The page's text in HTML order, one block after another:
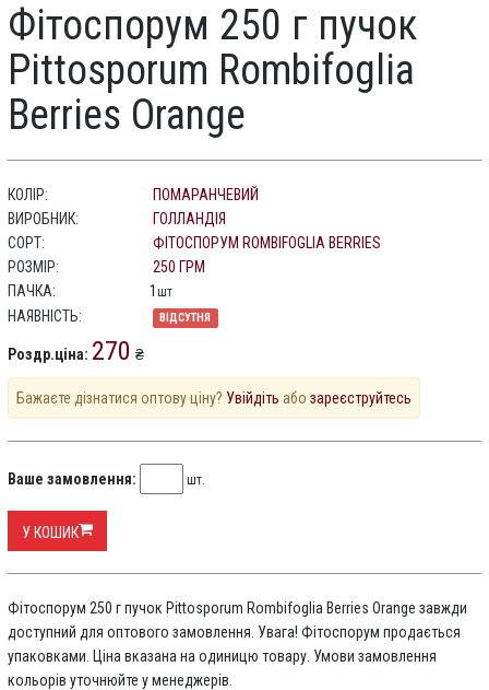
Фітоспорум 250 г пучок
Pittosporum Rombifoglia
Berries Orange
КОЛІР:
ПОМАРАНЧЕВИЙ
ВИРОБНИК:
ГОЛЛАНДІЯ
СОРТ:
ФІТОСПОРУМ ROMBIFOGLIA BERRIES
РОЗМІР:
250 ГРМ
ПАЧКА:
1 шт
НАЯВНІСТЬ: ВІДСУТНЯ
Роздр.ціна: 270 ₴
Бажаєте дізнатися оптову ціну? Увійдіть або зареєструйтесь
Ваше замовлення: шт.
У КОШИК
Фітоспорум 250 г пучок Pittosporum Rombifoglia Berries Orange завжди
доступний для оптового замовлення. Увага! Фітоспорум продається
упаковками. Ціна вказана на одиницю товару. Умови замовлення
кольорів уточнюйте у менеджерів.